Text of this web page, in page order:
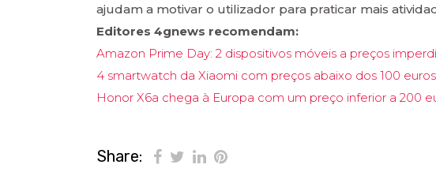
ajudam a motivar o utilizador para praticar mais
Editores 4gnews recomendam:
Amazon Prime Day: 2 dispositivos móveis a preços
4 smartwatch da Xiaomi com preços abaixo dos 100 euros
Honor X6a chega à Europa com um preço inferior a 200
Share: